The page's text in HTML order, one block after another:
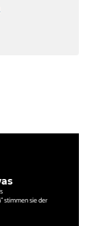
stimmen sie der